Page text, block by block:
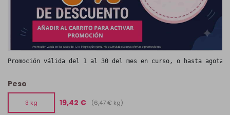
Promoción válida del 1 al 30 del mes en curso, o hasta
Peso
3 kg 19,42 € (6,47 € kg)